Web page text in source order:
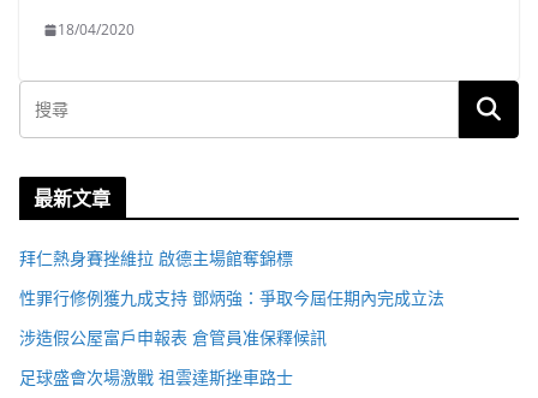
18/04/2020
最新文章
拜仁熱身賽挫維拉 啟德主場館奪錦標
性罪行修例獲九成支持 鄧炳強：爭取今屆任期內完成立法
涉造假公屋富戶申報表 倉管員准保釋候訊
足球盛會次場激戰 祖雲達斯挫車路士